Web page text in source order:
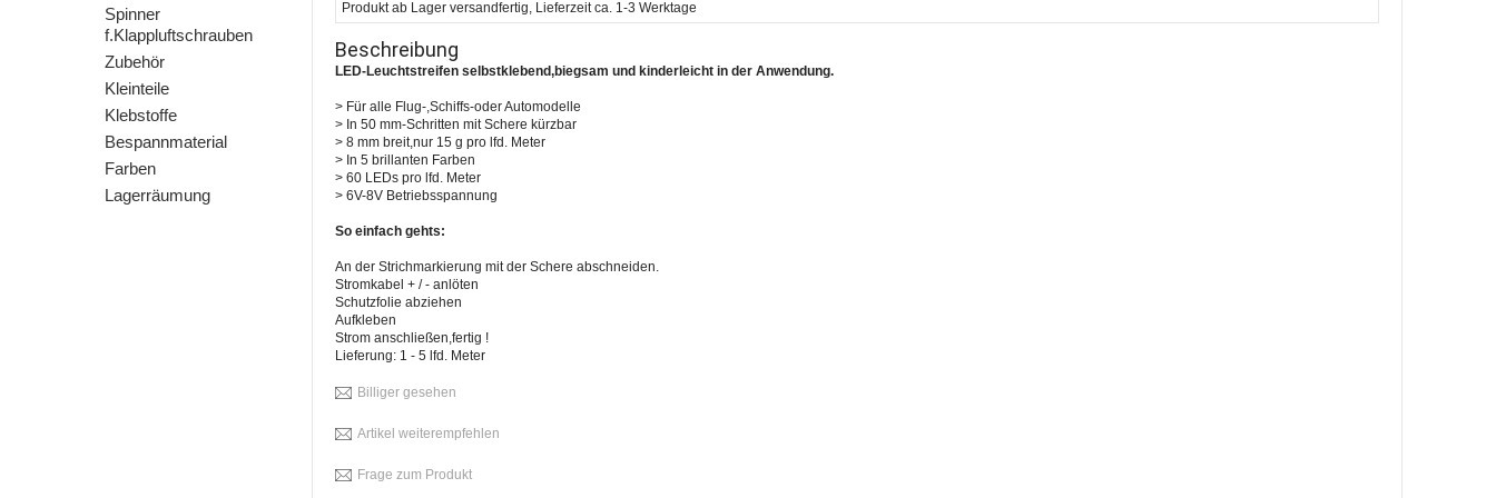
Spinner
f.Klappluftschrauben
Zubehör
Kleinteile
Klebstoffe
Bespannmaterial
Farben
Lagerräumung
Produkt ab Lager versandfertig, Lieferzeit ca. 1-3 Werktage
Beschreibung
LED-Leuchtstreifen selbstklebend,biegsam und kinderleicht in der Anwendung.
> Für alle Flug-,Schiffs-oder Automodelle
> In 50 mm-Schritten mit Schere kürzbar
> 8 mm breit,nur 15 g pro lfd. Meter
> In 5 brillanten Farben
> 60 LEDs pro lfd. Meter
> 6V-8V Betriebsspannung
So einfach gehts:
An der Strichmarkierung mit der Schere abschneiden.
Stromkabel + / - anlöten
Schutzfolie abziehen
Aufkleben
Strom anschließen,fertig !
Lieferung: 1 - 5 lfd. Meter
Billiger gesehen
Artikel weiterempfehlen
Frage zum Produkt